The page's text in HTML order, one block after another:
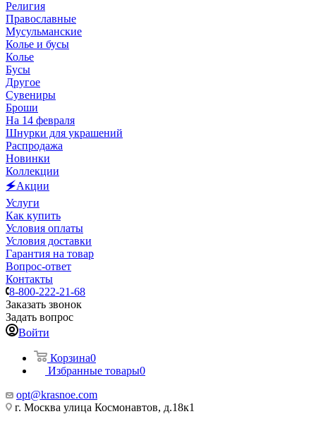
Религия
Православные
Мусульманские
Колье и бусы
Колье
Бусы
Другое
Сувениры
Броши
На 14 февраля
Шнурки для украшений
Распродажа
Новинки
Коллекции
🗲Акции
Услуги
Как купить
Условия оплаты
Условия доставки
Гарантия на товар
Вопрос-ответ
Контакты
8-800-222-21-68
Заказать звонок
Задать вопрос
Войти
Корзина0
Избранные товары0
opt@krasnoe.com
г. Москва улица Космонавтов, д.18к1